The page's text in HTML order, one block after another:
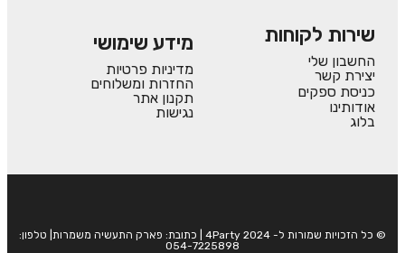
שירות לקוחות
החשבון שלי
יצירת קשר
כניסת ספקים
אודותינו
בלוג
מידע שימושי
מדיניות פרטיות
החזרות ומשלוחים
תקנון אתר
נגישות
© כל הזכויות שמורות ל- 4Party 2024 | כתובת: פארק התעשיה משמרות| טלפון:
054-7225898